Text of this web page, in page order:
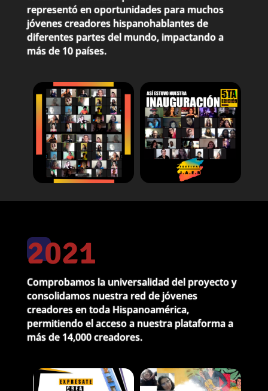
representó en oportunidades para muchos
jóvenes creadores hispanohablantes de
diferentes partes del mundo, impactando a
más de 10 países.
2021
Comprobamos la universalidad del proyecto y
consolidamos nuestra red de jóvenes
creadores en toda Hispanoamérica,
permitiendo el acceso a nuestra plataforma a
más de 14,000 creadores.